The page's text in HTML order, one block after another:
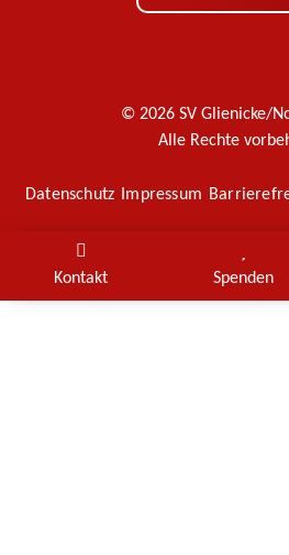
© 2026 SV Glienicke/
Alle Rechte
Datenschutz Impressum
Kontakt Spenden